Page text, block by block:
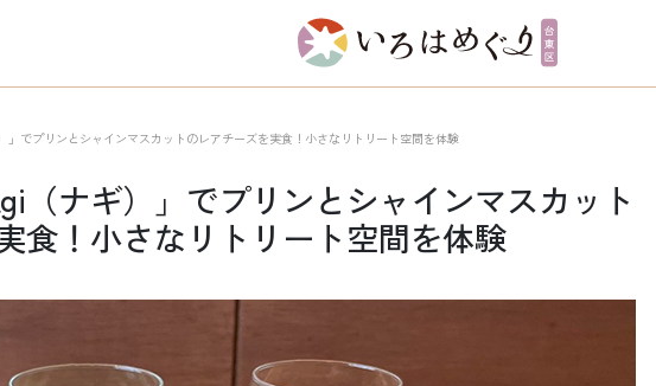
」でプリンとシャインマスカットのレアチーズを実食！小さなリトリート空間を体験
（ナギ）」でプリンとシャインマスカット
食！小さなリトリート空間を体験